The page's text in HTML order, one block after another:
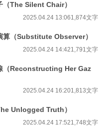
（The Silent Chair）
2025.04.24 13:061,874文字
算（Substitute Observer）
2025.04.24 14:421,791文字
（Reconstructing Her Gaz
2025.04.24 16:201,813文字
Unlogged Truth）
2025.04.24 17:521,748文字